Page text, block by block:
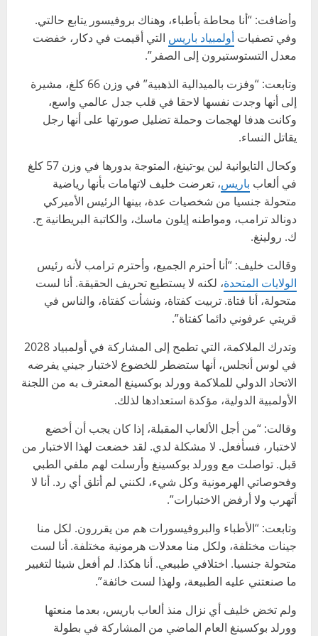
وأضافت: “أنا محاطة بأطباء، وهناك بروفيسور يتابع حالتي.
وفي تصفيات أولمبياد باريس التي أقيمت في دكار، خفضت
معدل التستوستيرون إلى الصفر”.
وتابعت: “وفزت بالميدالية الذهبية” في وزن 66 كلغ، مشيرة
إلى أنها وجدت نفسها لاحقا في قلب جدل عالمي واسع،
وكانت هدفا لهجمات وحملة تضليل صورتها على أنها رجل
يقاتل النساء.
وكحال التايوانية لين يو-تينغ، المتوجة بدورها في وزن 57 كلغ
في ألعاب باريس، تعرضت خليف لاتهامات بأنها رياضية
متحولة جنسيا من شخصيات عدة، بينها الرئيس الأميركي
دونالد ترامب، ومواطنه إيلون ماسك، والكاتبة البريطانية ج.
ك. رولينغ.
وقالت خليف: “أنا أحترم الجميع، وأحترم ترامب لأنه رئيس
الولايات المتحدة، لكنه لا يستطيع تحريف الحقيقة. أنا لست
متحولة، أنا فتاة. تربيت كفتاة، ونشأت كفتاة، والناس في
قريتي عرفوني دائما كفتاة”.
وتدرك الملاكمة، التي تطمح إلى المشاركة في أولمبياد 2028
في لوس أنجلس، أنها ستضطر للخضوع لاختبار جيني يفرضه
الاتحاد الدولي للملاكمة وورلد بوكسينغ المعترف به من اللجنة
الأولمبية الدولية، مؤكدة استعدادها لذلك.
وقالت: “من أجل الألعاب المقبلة، إذا كان يجب أن أخضع
لاختبار، فسأفعل. لا مشكلة لدي. لقد خضعت لهذا الاختبار من
قبل. تواصلت مع وورلد بوكسينغ وأرسلت لهم ملفي الطبي
وفحوصاتي الهرمونية وكل شيء، لكنني لم أتلق أي رد. أنا لا
أتهرب ولا أرفض الاختبارات”.
وتابعت: “الأطباء والبروفيسورات هم من يقررون. لكل منا
جينات مختلفة، ولكل منا معدلات هرمونية مختلفة. أنا لست
متحولة جنسيا. اختلافي طبيعي. أنا هكذا. لم أفعل شيئا لتغيير
ما صنعتني عليه الطبيعة، ولهذا لست خائفة”.
ولم تخض خليف أي نزال منذ ألعاب باريس، بعدما منعتها
وورلد بوكسينغ العام الماضي من المشاركة في بطولة